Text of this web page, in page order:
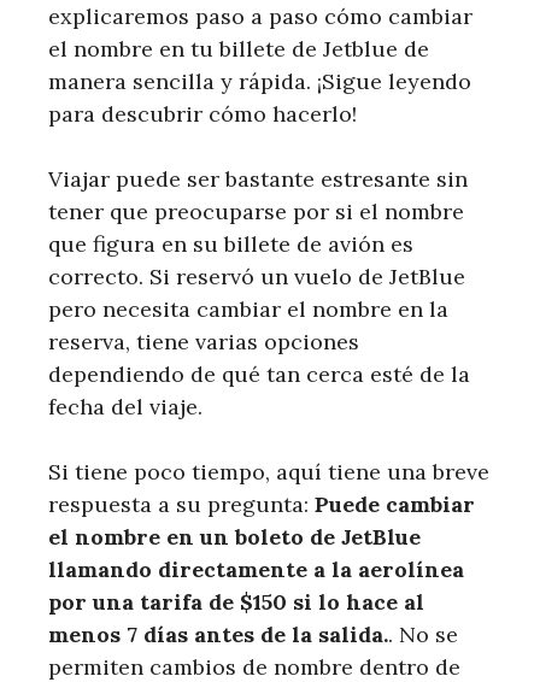
explicaremos paso a paso cómo cambiar
el nombre en tu billete de Jetblue de
manera sencilla y rápida. ¡Sigue leyendo
para descubrir cómo hacerlo!
Viajar puede ser bastante estresante sin
tener que preocuparse por si el nombre
que figura en su billete de avión es
correcto. Si reservó un vuelo de JetBlue
pero necesita cambiar el nombre en la
reserva, tiene varias opciones
dependiendo de qué tan cerca esté de la
fecha del viaje.
Si tiene poco tiempo, aquí tiene una breve
respuesta a su pregunta: Puede cambiar
el nombre en un boleto de JetBlue
llamando directamente a la aerolínea
por una tarifa de $150 si lo hace al
menos 7 días antes de la salida.. No se
permiten cambios de nombre dentro de